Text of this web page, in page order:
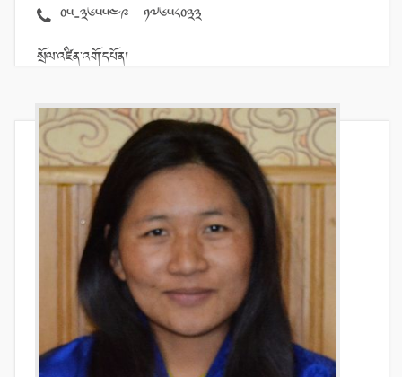
05-365549 17658033
སྲོལ་འཛིན་འགོ་དཔོན།